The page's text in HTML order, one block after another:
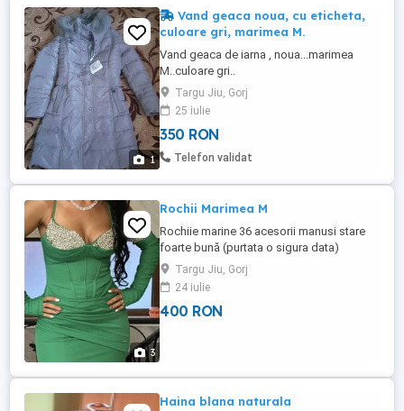
1
Vand geaca noua, cu eticheta,
culoare gri, marimea M.
Vand geaca de iarna , noua...marimea
M..culoare gri..
Targu Jiu, Gorj
25 iulie
350 RON
Telefon validat
3
Rochii Marimea M
Rochiie marine 36 acesorii manusi stare
foarte bună (purtata o sigura data)
Targu Jiu, Gorj
24 iulie
400 RON
Haina blana naturala